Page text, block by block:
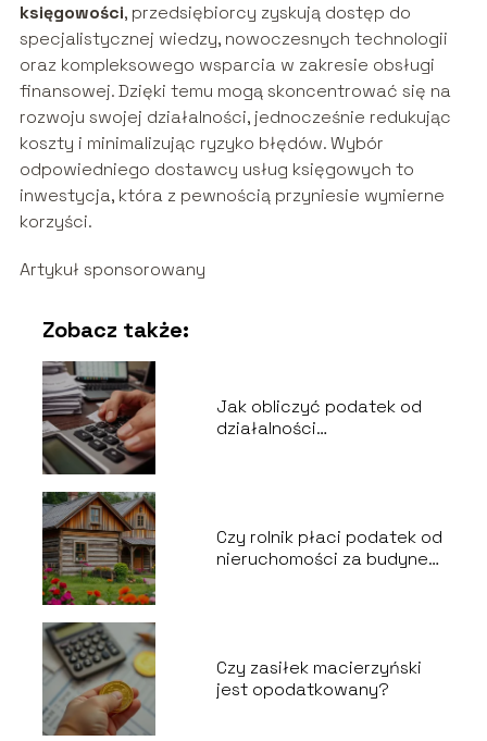
księgowości, przedsiębiorcy zyskują dostęp do
specjalistycznej wiedzy, nowoczesnych technologii
oraz kompleksowego wsparcia w zakresie obsługi
finansowej. Dzięki temu mogą skoncentrować się na
rozwoju swojej działalności, jednocześnie redukując
koszty i minimalizując ryzyko błędów. Wybór
odpowiedniego dostawcy usług księgowych to
inwestycja, która z pewnością przyniesie wymierne
korzyści.
Artykuł sponsorowany
Zobacz także:
Jak obliczyć podatek od
działalności
Czy rolnik płaci podatek od
nieruchomości za budynek
Czy zasiłek macierzyński
jest opodatkowany?